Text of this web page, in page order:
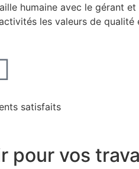
humaine avec le gérant
les valeurs de
satisfaits
pour vos